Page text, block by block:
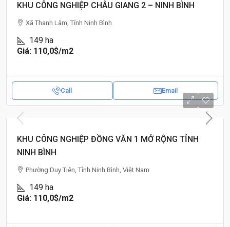
KHU CÔNG NGHIỆP CHÂU GIANG 2 – NINH BÌNH
Xã Thanh Lâm, Tỉnh Ninh Bình
149 ha
Giá: 110,0$/m2
Call Email
KHU CÔNG NGHIỆP ĐỒNG VĂN 1 MỞ RỘNG TỈNH
NINH BÌNH
Phường Duy Tiên, Tỉnh Ninh Bình, Việt Nam
149 ha
Giá: 110,0$/m2